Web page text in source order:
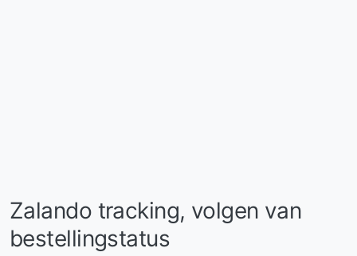
Zalando tracking, volgen van
bestellingstatus